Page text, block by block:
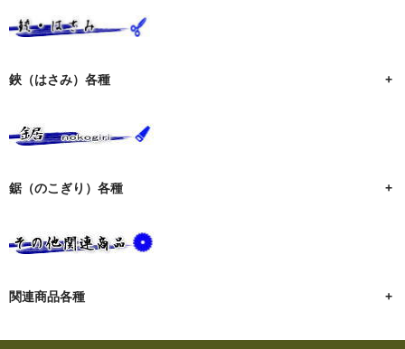
鋏（はさみ）各種 +
鋸（のこぎり）各種 +
関連商品各種 +